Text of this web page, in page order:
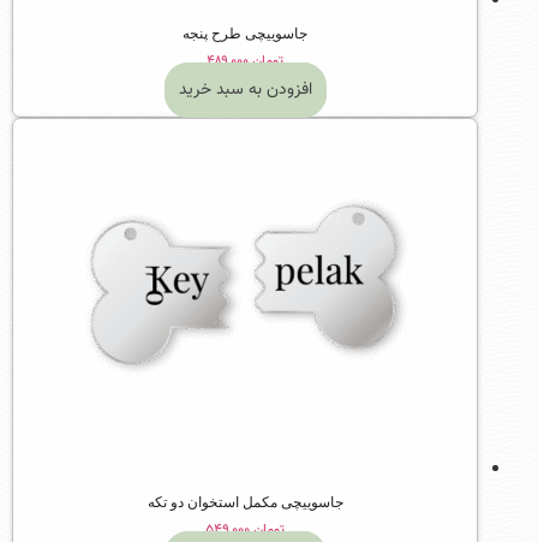
جاسوییچی طرح پنجه
تومان۴۸۹,۰۰۰
افزودن به سبد خرید
جاسوییچی مکمل استخوان دو تکه
تومان۵۴۹,۰۰۰